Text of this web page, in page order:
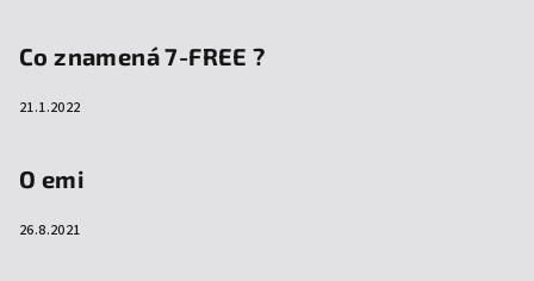
Co znamená 7-FREE ?
21.1.2022
O emi
26.8.2021